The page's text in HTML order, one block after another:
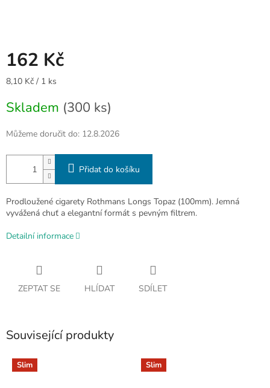
162 Kč
Měrná
8,10 Kč / 1 ks
Skladem (300 ks)
Můžeme doručit do: 12.8.2026
Přidat do košíku
Prodloužené cigarety Rothmans Longs Topaz (100mm). Jemná
vyvážená chuť a elegantní formát s pevným filtrem.
Detailní informace
ZEPTAT SE HLÍDAT SDÍLET
Související produkty
Slim Slim